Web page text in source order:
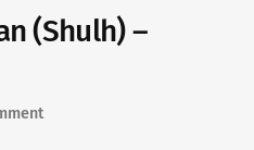
(Shulh) –